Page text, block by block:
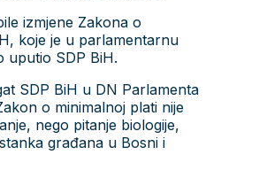
izmjene Zakona o
koje je u parlamentarnu
uputio SDP BiH.
SDP BiH u DN Parlamenta
o minimalnoj plati nije
nego pitanje biologije,
građana u Bosni i